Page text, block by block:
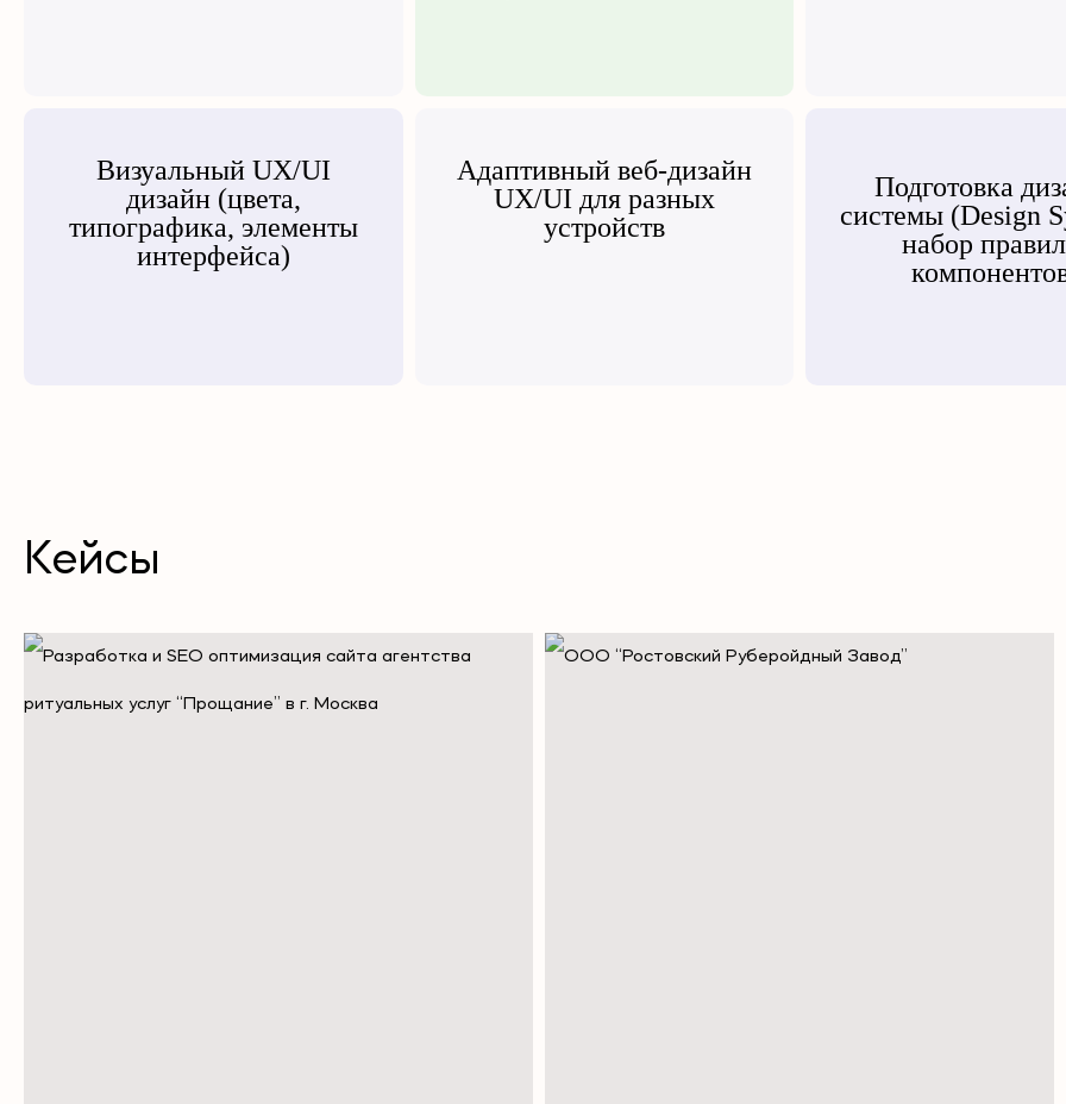
Визуальный UX/UI
дизайн (цвета,
типографика, элементы
интерфейса)
Адаптивный веб-дизайн
UX/UI для разных
устройств
Подготовка
системы (Design
набор
Кейсы